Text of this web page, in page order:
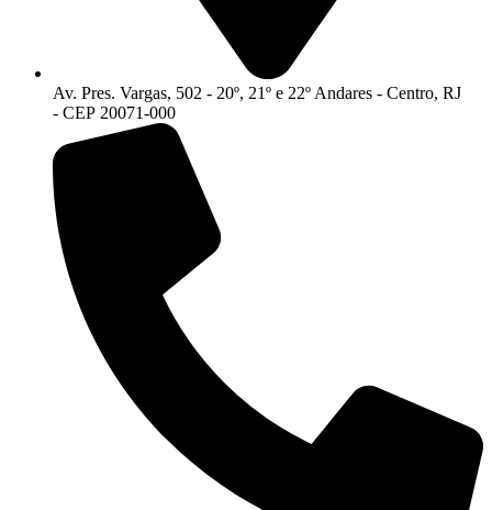
Av. Pres. Vargas, 502 - 20º, 21º e 22º Andares - Centro, RJ
- CEP 20071-000